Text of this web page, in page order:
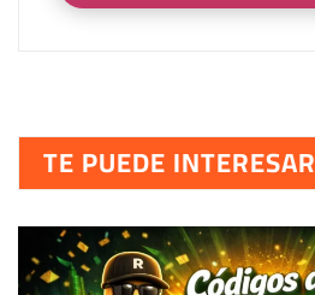
TE PUEDE INTERESAR